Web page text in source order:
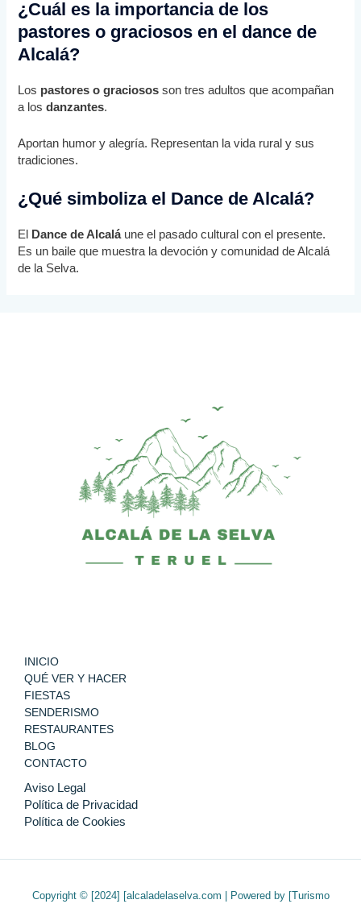
¿Cuál es la importancia de los
pastores o graciosos en el dance de
Alcalá?
Los pastores o graciosos son tres adultos que acompañan
a losdanzantes.
Aportan humor y alegría. Representan la vida rural y sus
tradiciones.
¿Qué simboliza el Dance de Alcalá?
El Dance de Alcaláune el pasado cultural con el presente.
Es un baile que muestra la devoción y comunidad de Alcalá
de la Selva.
INICIO
QUÉ VER Y HACER
FIESTAS
SENDERISMO
RESTAURANTES
BLOG
CONTACTO
Aviso Legal
Política de Privacidad
Política de Cookies
Copyright © [2024] [alcaladelaselva.com | Powered by [Turismo